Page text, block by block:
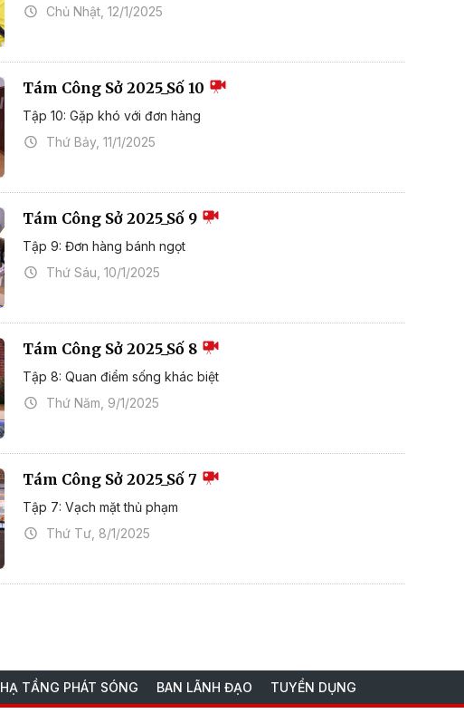
Chủ Nhật, 12/1/2025
Tám Công Sở 2025_Số 10
Tập 10: Gặp khó với đơn hàng
Thứ Bảy, 11/1/2025
Tám Công Sở 2025_Số 9
Tập 9: Đơn hàng bánh ngọt
Thứ Sáu, 10/1/2025
Tám Công Sở 2025_Số 8
Tập 8: Quan điểm sống khác biệt
Thứ Năm, 9/1/2025
Tám Công Sở 2025_Số 7
Tập 7: Vạch mặt thủ phạm
Thứ Tư, 8/1/2025
HẠ TẦNG PHÁT SÓNG BAN LÃNH ĐẠO TUYỂN DỤNG